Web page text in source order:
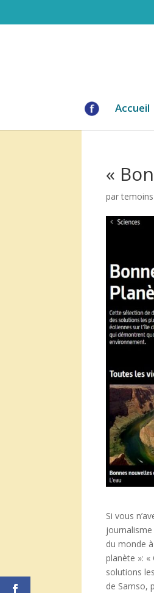
Accueil
«
partemoins
Si vous
du monde
planète »:
solutions
de Samso,